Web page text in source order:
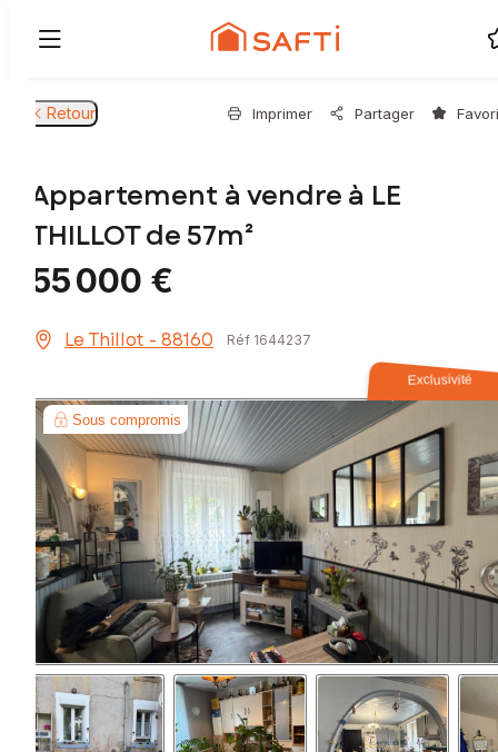
Retour Imprimer Partager
Appartement à vendre à LE
THILLOT de 57m²
55 000 €
Le Thillot - 88160 Réf 1644237
Exclusivité
Sous compromis